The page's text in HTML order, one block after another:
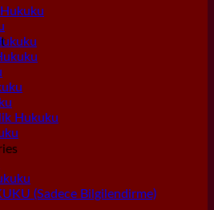
Hukuku
(Sadece Bilgilendirme)